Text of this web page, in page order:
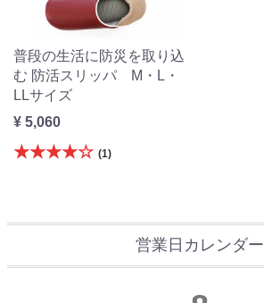
普段の生活に防災を取り込
む 防活スリッパ M・L・
LLサイズ
¥ 5,060
★★★★☆ (1)
営業日カレンダー